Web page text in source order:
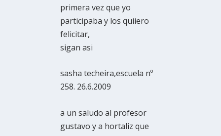
primera vez que yo
participaba y los quiiero
felicitar,
sigan asi
sasha techeira,escuela nº
258. 26.6.2009
a un saludo al profesor
gustavo y a hortaliz que